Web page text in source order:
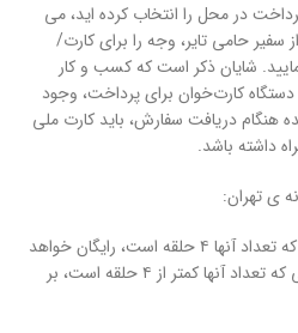
در محل را انتخاب کرده اید، می
سفیر حامی تایر، وجه را برای کارت/
شایان ذکر است که کسب و کار
دستگاه کارت‌خوان برای پرداخت، وجود
هنگام دریافت سفارش، باید کارت ملی
داشته باشد.
در این حالت ارسال سفارش هایی که تعداد آنها ۴ حلقه است، رایگان خواهد
بود و هزینه ی ارسال سفارش هایی که تعداد آنها کمتر از ۴ حلقه است، بر